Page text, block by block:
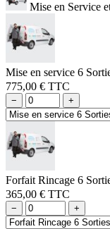
Mise en Service
Mise en service 6
775,00 € TTC
− +
Forfait Rincage 6
365,00 € TTC
− +